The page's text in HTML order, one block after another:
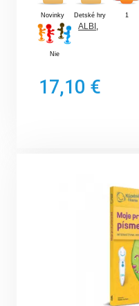
Novinky Detské hry 1
Nie
ALBI ,
17,10 €